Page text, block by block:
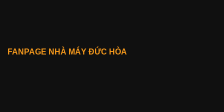
FANPAGE NHÀ MÁY ĐỨC HÒA